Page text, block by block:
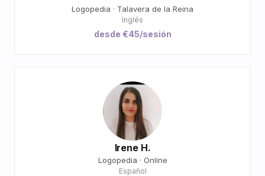
Logopedia · Talavera de la Reina
Inglés
desde €45/sesión
Irene H.
Logopedia · Online
Español